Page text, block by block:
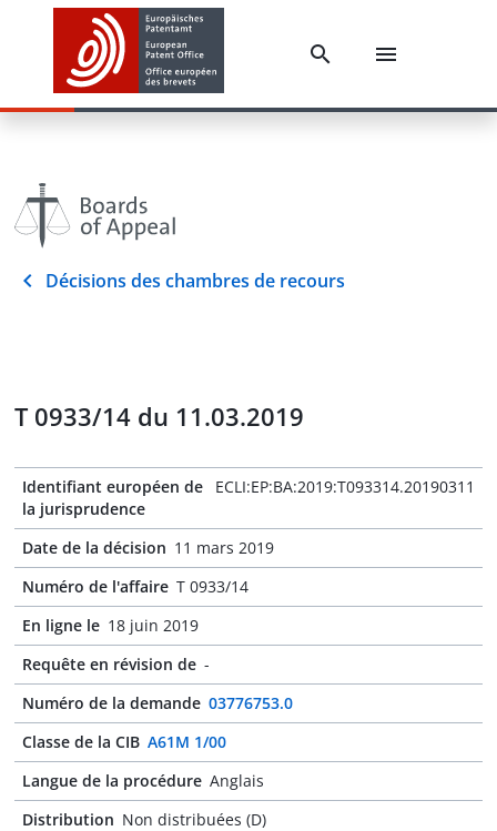
Décisions des chambres de recours
T 0933/14 du 11.03.2019
Identifiant européen de
la jurisprudence
ECLI:EP:BA:2019:T093314.20190311
Date de la décision 11 mars 2019
Numéro de l'affaire T 0933/14
En ligne le 18 juin 2019
Requête en révision de -
Numéro de la demande 03776753.0
Classe de la CIB A61M 1/00
Langue de la procédure Anglais
Distribution Non distribuées (D)